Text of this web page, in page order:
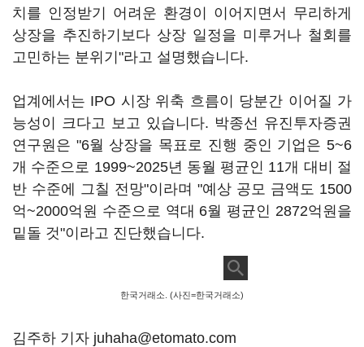
치를 인정받기 어려운 환경이 이어지면서 무리하게
상장을 추진하기보다 상장 일정을 미루거나 철회를
고민하는 분위기"라고 설명했습니다.
업계에서는 IPO 시장 위축 흐름이 당분간 이어질 가
능성이 크다고 보고 있습니다. 박종선 유진투자증권
연구원은 "6월 상장을 목표로 진행 중인 기업은 5~6
개 수준으로 1999~2025년 동월 평균인 11개 대비 절
반 수준에 그칠 전망"이라며 "예상 공모 금액도 1500
억~2000억원 수준으로 역대 6월 평균인 2872억원을
밑돌 것"이라고 진단했습니다.
한국거래소. (사진=한국거래소)
김주하 기자 juhaha@etomato.com